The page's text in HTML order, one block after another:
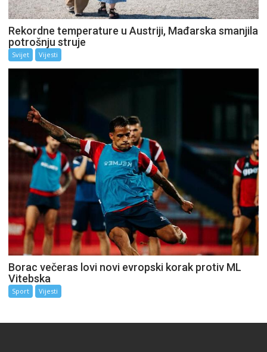
Rekordne temperature u Austriji, Mađarska smanjila
potrošnju struje
Svijet Vijesti
Borac večeras lovi novi evropski korak protiv ML
Vitebska
Sport Vijesti